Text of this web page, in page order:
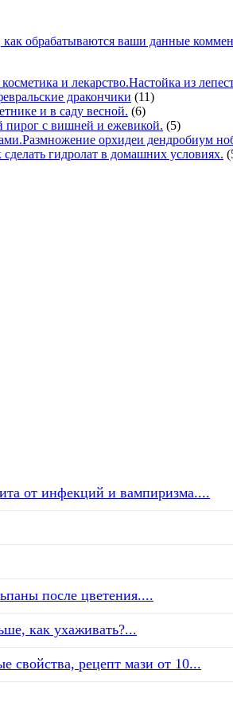
как обрабатываются ваши данные
Настойка из
дракончики (11)
и в саду весной. (6)
пирог с вишней и ежевикой. (5)
Размножение орхидеи дендробиум
сделать гидролат в домашних условиях.
от инфекций и вампиризма....
после цветения....
как ухаживать?...
свойства, рецепт мази от 10...